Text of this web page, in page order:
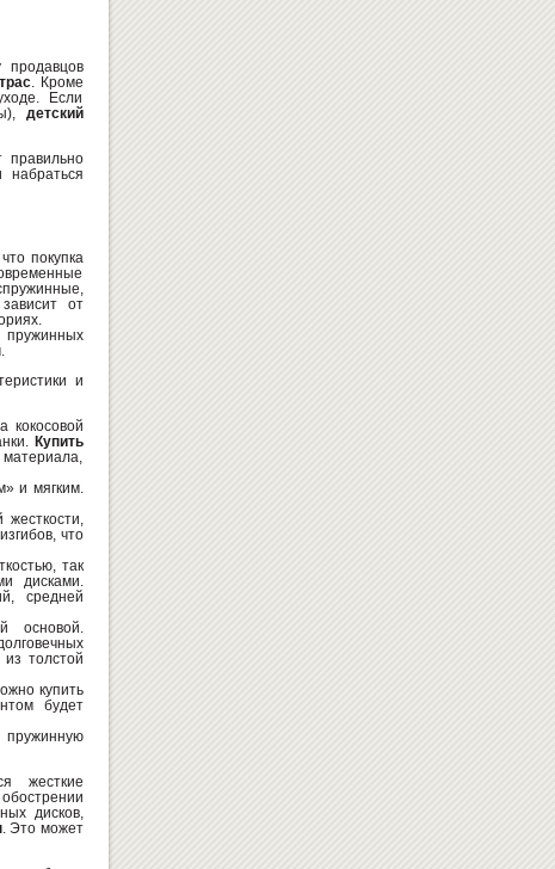
продавцов
. Кроме
Если
детский
правильно
покупка
от
пружинных
.
и
кокосовой
Купить
и мягким.
жесткости,
что
так
дисками.
средней
основой.
толстой
купить
будет
жесткие
дисков,
. Это может